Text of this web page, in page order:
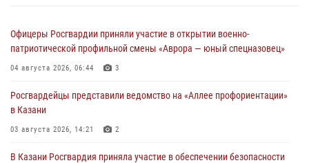
Офицеры Росгвардии приняли участие в открытии военно-
патриотической профильной смены «Аврора — юный спецназовец»
04 августа 2026, 06:44 3
Росгвардейцы представили ведомство на «Аллее профориентации»
в Казани
03 августа 2026, 14:21 2
В Казани Росгвардия приняла участие в обеспечении безопасности